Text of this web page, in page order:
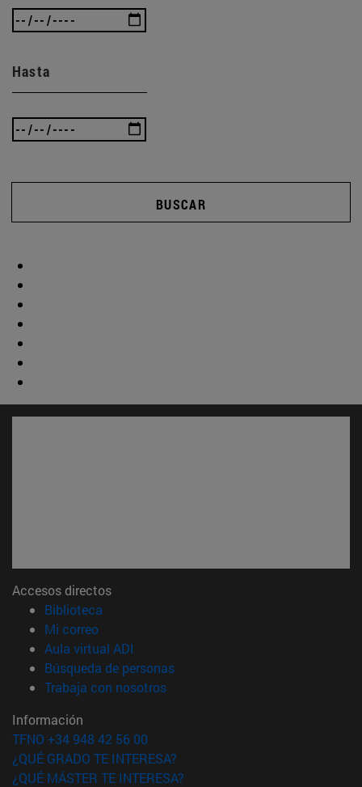
Hasta
BUSCAR
Accesos directos
Biblioteca
Mi correo(abre en nueva ventana)
Aula virtual ADI
Búsqueda de personas(abre en nueva ventana)
Trabaja con nosotros(abre en nueva ventana)
Información
TFNO +34 948 42 56 00
¿QUÉ GRADO TE INTERESA?
¿QUÉ MÁSTER TE INTERESA?